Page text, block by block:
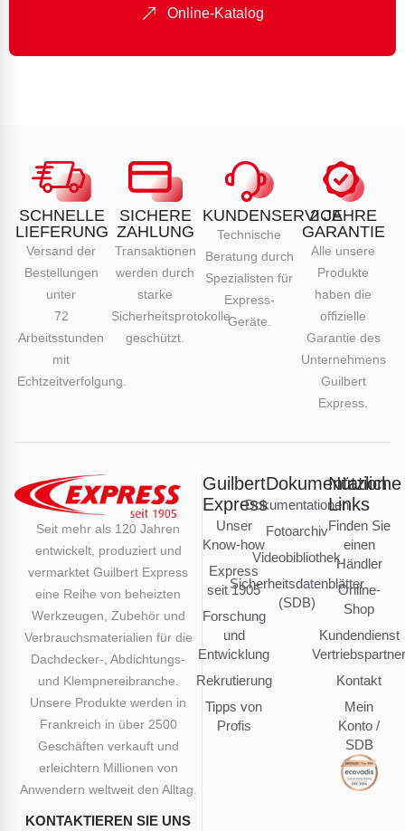
Online-Katalog
SCHNELLE
LIEFERUNG
Versand der
Bestellungen
unter
72
Arbeitsstunden
mit
Echtzeitverfolgung.
SICHERE
ZAHLUNG
Transaktionen
werden durch
starke
Sicherheitsprotokolle
geschützt.
KUNDENSERVICE
Technische
Beratung durch
Spezialisten für
Express-
Geräte.
2 JAHRE
GARANTIE
Alle unsere
Produkte
haben die
offizielle
Garantie des
Unternehmens
Guilbert
Express.
Seit mehr als 120 Jahren
entwickelt, produziert und
vermarktet Guilbert Express
eine Reihe von beheizten
Werkzeugen, Zubehör und
Verbrauchsmaterialien für die
Dachdecker-, Abdichtungs-
und Klempnereibranche.
Unsere Produkte werden in
Frankreich in über 2500
Geschäften verkauft und
erleichtern Millionen von
Anwendern weltweit den Alltag.
KONTAKTIEREN SIE UNS
Guilbert
Express
Unser
Know-how
Express
seit 1905
Forschung
und
Entwicklung
Rekrutierung
Tipps von
Profis
Dokumentation
Dokumentationen
Fotoarchiv
Videobibliothek
Sicherheitsdatenblätter
(SDB)
Nützliche
Links
Finden Sie
einen
Händler
Online-
Shop
Kundendienst
Kontakt
Mein
Konto /
SDB